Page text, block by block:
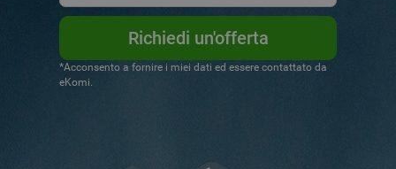
Richiedi un'offerta
*Acconsento a fornire i miei dati ed essere contattato da
eKomi.